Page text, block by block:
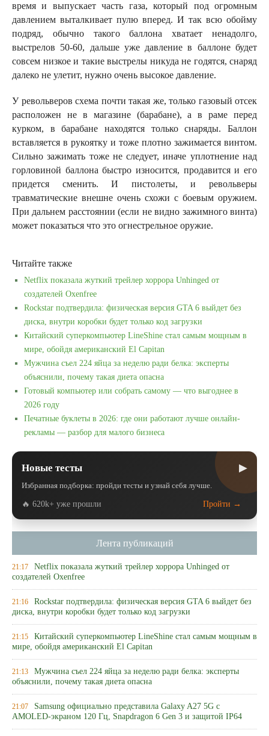
время и выпускает часть газа, который под огромным
давлением выталкивает пулю вперед. И так всю обойму
подряд, обычно такого баллона хватает ненадолго,
выстрелов 50-60, дальше уже давление в баллоне будет
совсем низкое и такие выстрелы никуда не годятся, снаряд
далеко не улетит, нужно очень высокое давление.
У револьверов схема почти такая же, только газовый отсек
расположен не в магазине (барабане), а в раме перед
курком, в барабане находятся только снаряды. Баллон
вставляется в рукоятку и тоже плотно зажимается винтом.
Сильно зажимать тоже не следует, иначе уплотнение над
горловиной баллона быстро износится, продавится и его
придется сменить. И пистолеты, и револьверы
травматические внешне очень схожи с боевым оружием.
При дальнем расстоянии (если не видно зажимного винта)
может показаться что это огнестрельное оружие.
Читайте также
Netflix показала жуткий трейлер хоррора Unhinged от
создателей Oxenfree
Rockstar подтвердила: физическая версия GTA 6 выйдет без
диска, внутри коробки будет только код загрузки
Китайский суперкомпьютер LineShine стал самым мощным в
мире, обойдя американский El Capitan
Мужчина съел 224 яйца за неделю ради белка: эксперты
объяснили, почему такая диета опасна
Готовый компьютер или собрать самому — что выгоднее в
2026 году
Печатные буклеты в 2026: где они работают лучше онлайн-
рекламы — разбор для малого бизнеса
Новые тесты ▶
Избранная подборка: пройди тесты и узнай себя лучше.
🔥 620k+ уже прошли Пройти →
Лента публикаций
21:17 Netflix показала жуткий трейлер хоррора Unhinged от
создателей Oxenfree
21:16 Rockstar подтвердила: физическая версия GTA 6 выйдет без
диска, внутри коробки будет только код загрузки
21:15 Китайский суперкомпьютер LineShine стал самым мощным в
мире, обойдя американский El Capitan
21:13 Мужчина съел 224 яйца за неделю ради белка: эксперты
объяснили, почему такая диета опасна
21:07 Samsung официально представила Galaxy A27 5G с
AMOLED-экраном 120 Гц, Snapdragon 6 Gen 3 и защитой IP64